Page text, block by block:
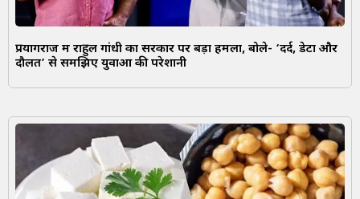
प्रयागराज में राहुल गांधी का सरकार पर बड़ा हमला, बोले- ‘दर्द, डेटा और
दौलत’ से समझिए युवाओं की परेशानी